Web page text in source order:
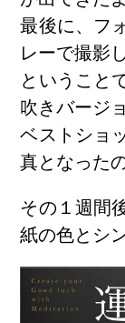
最後に、フ
レーで撮影
ということ
吹きバージ
ベストショ
真となった
その１週間
紙の色とシ